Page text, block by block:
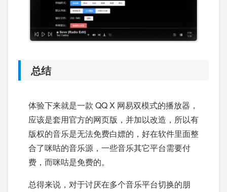
总结
体验下来就是一款 QQ X 网易双模式的播放器，
应该是套用官方的网页版，并加以改造，所以有
版权的音乐是无法免费白嫖的，好在软件里面整
合了咪咕的音乐源，一些音乐其它平台需要付
费，而咪咕是免费的。
总得来说，对于讨厌在多个音乐平台切换的朋